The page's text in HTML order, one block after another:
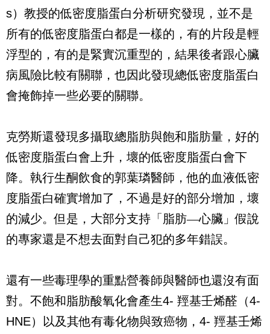
s）教授的低密度脂蛋白分析研究發現，並不是
所有的低密度脂蛋白都是一樣的，有的片段是輕
浮型的，有的是緊實沉重型的，結果後者跟心臟
病風險比較有關聯，也因此發現總低密度脂蛋白
會掩飾掉一些必要的關聯。
克勞斯還發現多攝取總脂肪與飽和脂肪量，好的
低密度脂蛋白會上升，壞的低密度脂蛋白會下
降。執行生酮飲食的郭葉璘醫師，他的血液低密
度脂蛋白確實增加了，不過是好的部分增加，壞
的減少。但是，大部分支持「脂肪—心臟」假說
的專家還是不想去面對自己犯的多年錯誤。
還有一些毒理學的重點營養師與醫師也還沒有面
對。不飽和脂肪酸氧化會產生4- 羥基壬烯醛（4-
HNE）以及其他有毒化物與致癌物， 4- 羥基壬烯